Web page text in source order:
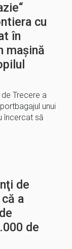
cu
în
mașină
Trecere a
unui
încercat să
de
a
de